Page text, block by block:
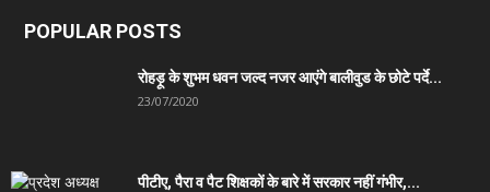
POPULAR POSTS
रोहड़ू के शुभम धवन जल्द नजर आएंगे बालीवुड के छोटे पर्दे...
23/07/2020
पीटीए, पैरा व पैट शिक्षकों के बारे में सरकार नहीं गंभीर,...